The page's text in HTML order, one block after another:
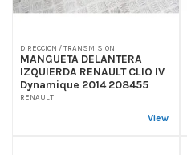
DIRECCION / TRANSMISION
MANGUETA DELANTERA
IZQUIERDA RENAULT CLIO IV
Dynamique 2014 208455
RENAULT
View